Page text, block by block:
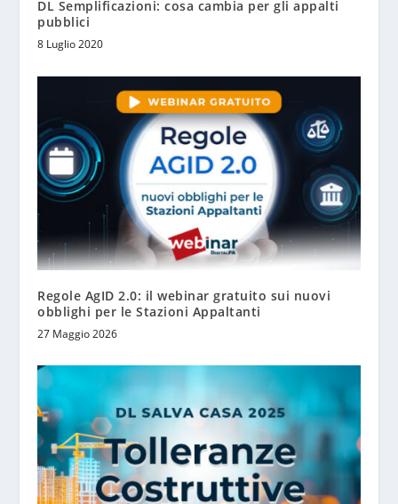
DL Semplificazioni: cosa cambia per gli appalti
pubblici
8 Luglio 2020
Regole AgID 2.0: il webinar gratuito sui nuovi
obblighi per le Stazioni Appaltanti
27 Maggio 2026